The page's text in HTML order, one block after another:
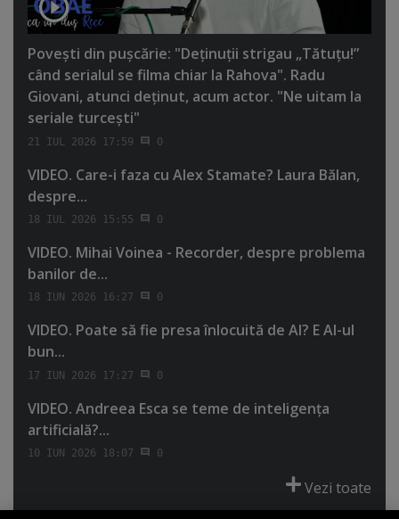
Poveşti din puşcărie: "Deţinuţii strigau „Tătuţu!”
când serialul se filma chiar la Rahova". Radu
Giovani, atunci deţinut, acum actor. "Ne uitam la
seriale turceşti"
21 IUL 2026 17:59 0
VIDEO. Care-i faza cu Alex Stamate? Laura Bălan,
despre...
18 IUL 2026 15:55 0
VIDEO. Mihai Voinea - Recorder, despre problema
banilor de...
18 IUN 2026 16:27 0
VIDEO. Poate să fie presa înlocuită de AI? E AI-ul
bun...
17 IUN 2026 17:27 0
VIDEO. Andreea Esca se teme de inteligenţa
artificială?...
10 IUN 2026 18:07 0
Vezi toate